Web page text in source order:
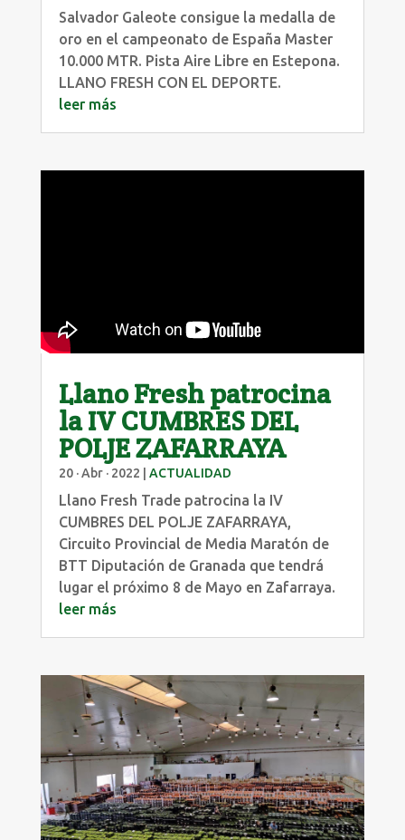
Salvador Galeote consigue la medalla de
oro en el campeonato de España Master
10.000 MTR. Pista Aire Libre en Estepona.
LLANO FRESH CON EL DEPORTE.
leer más
Llano Fresh patrocina
la IV CUMBRES DEL
POLJE ZAFARRAYA
20 · Abr · 2022 ACTUALIDAD
Llano Fresh Trade patrocina la IV
CUMBRES DEL POLJE ZAFARRAYA,
Circuito Provincial de Media Maratón de
BTT Diputación de Granada que tendrá
lugar el próximo 8 de Mayo en Zafarraya.
leer más